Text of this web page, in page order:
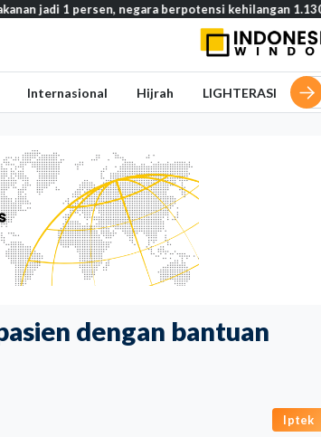
dengan bantuan
Iptek
negara berpotensi kehilangan 1.130 triliun rupiah
Internasional Hijrah LIGHTERASI